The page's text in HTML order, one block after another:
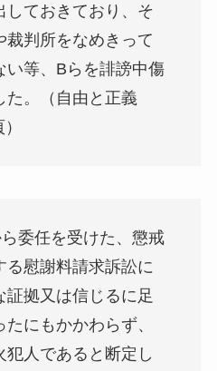
しておきており、そ
裁判所をなめきって
い等、Bらを誹謗中傷
た。（自由と正義
委任を受けた、懲戒
る慰謝料請求訴訟に
証拠又は信じるに足
にもかかわらず、
犯人であると断定し